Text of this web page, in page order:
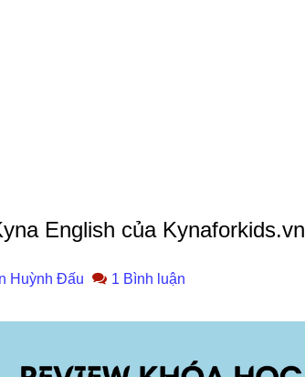
English của Kynaforkids.vn
Huỳnh Đấu 1 Bình luận